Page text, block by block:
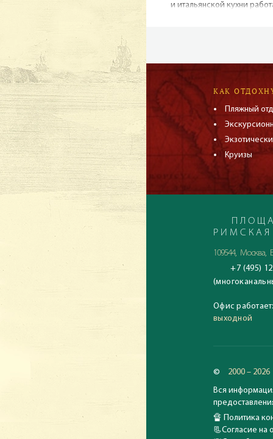
надо для
ночную
ясно, почему
и итальянской кухни
КАК
Пляжный
Круизы
РИМСКАЯ
109544, Москва,
+7 (495)
Офис работает:
выходной
© 2000 – 2026
Вся
🔏 Политика
📃Согласие на